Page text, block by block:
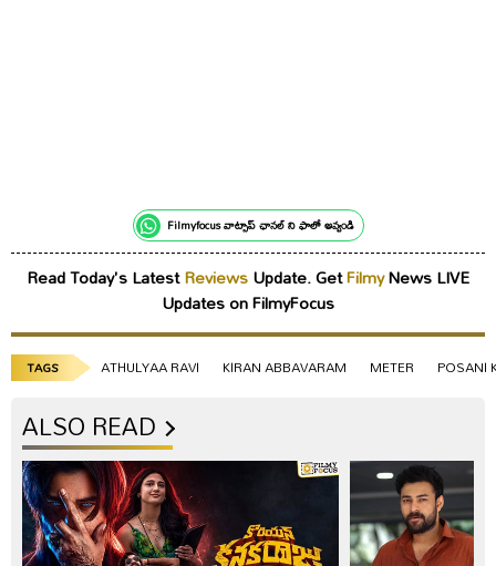
Filmyfocus వాట్సాప్ ఛానల్ ని ఫాలో అవ్వండి
Read Today's LatestReviewsUpdate. GetFilmyNews LIVE
Updates on FilmyFocus
TAGS ATHULYAA RAVI KIRAN ABBAVARAM METER POSANI
ALSO READ